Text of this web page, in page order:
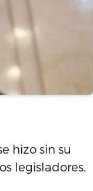
hizo sin su
legisladores.